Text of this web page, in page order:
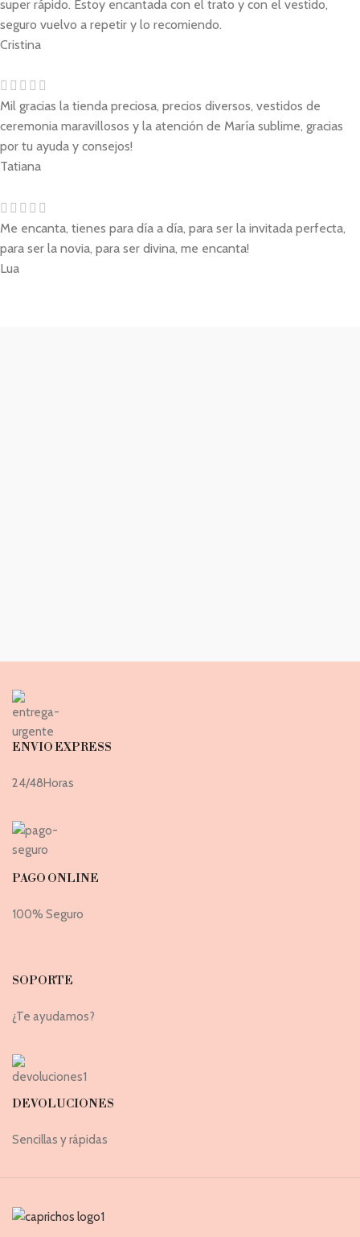
super rápido. Estoy encantada con el trato y con el vestido,
seguro vuelvo a repetir y lo recomiendo.
Cristina
Mil gracias la tienda preciosa, precios diversos, vestidos de
ceremonia maravillosos y la atención de María sublime, gracias
por tu ayuda y consejos!
Tatiana
Me encanta, tienes para día a día, para ser la invitada perfecta,
para ser la novia, para ser divina, me encanta!
Lua
ENVIO EXPRESS
24/48Horas
PAGO ONLINE
100% Seguro
SOPORTE
¿Te ayudamos?
DEVOLUCIONES
Sencillas y rápidas